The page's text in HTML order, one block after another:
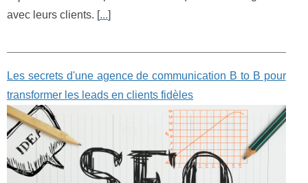
avec leurs clients. [...]
Les secrets d'une agence de communication B to B pour
transformer les leads en clients fidèles